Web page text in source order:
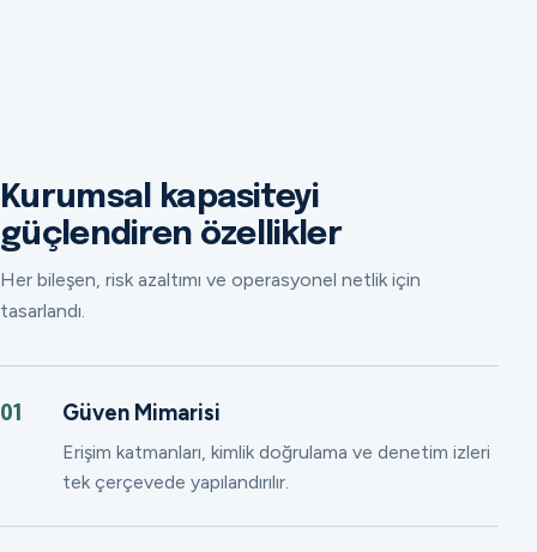
Kurumsal kapasiteyi
güçlendiren özellikler
Her bileşen, risk azaltımı ve operasyonel netlik için
tasarlandı.
01 Güven Mimarisi
Erişim katmanları, kimlik doğrulama ve denetim izleri
tek çerçevede yapılandırılır.